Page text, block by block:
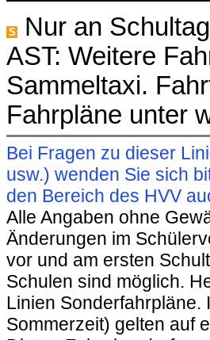
S
Nur an
AST: Weitere
Sammeltaxi.
Fahrpläne unter
Bei Fragen zu dieser
usw.) wenden Sie sich
den Bereich des HVV
Alle Angaben ohne
Änderungen im
vor und am ersten
Schulen sind möglich.
Linien Sonderfahrpläne.
Sommerzeit) gelten auf